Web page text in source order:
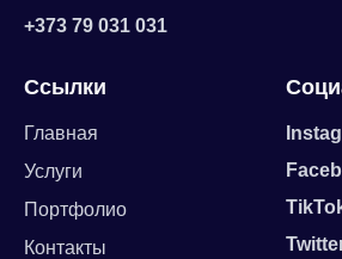
+373 79 031 031
Ссылки
Главная
Услуги
Портфолио
Контакты